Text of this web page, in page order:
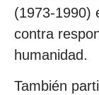
(1973-1990)
contra
humanidad.
También